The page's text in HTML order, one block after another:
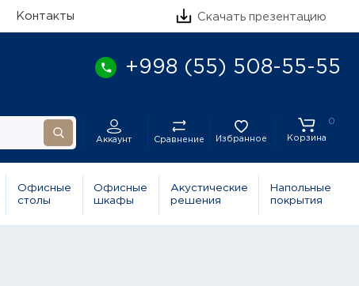
Контакты Скачать презентацию
+998 (55) 508-55-55
Аккаунт Сравнение Избранное
0
Корзина
Офисные
столы
Офисные
шкафы
Акустические
решения
Напольные
покрытия